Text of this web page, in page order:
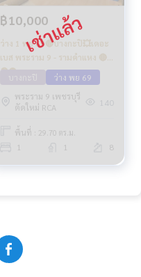
฿10,000
ว่าง 1 พย 69🔴บางกะปิ💥เดอะ
เบส พระราม 9 - รามคำแหง 🔴
🟢🟡
ว่าง พย 69
พระราม 9 เพชรบุรี
ตัดใหม่ RCA
140
พื้นที่ : 29.70 ตร.ม.
1 1 8